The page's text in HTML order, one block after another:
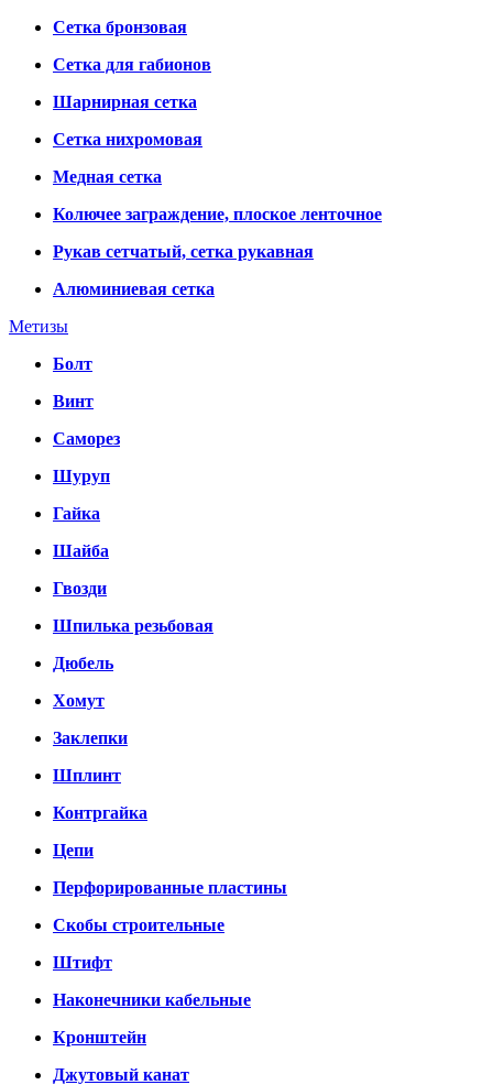
Сетка бронзовая
Сетка для габионов
Шарнирная сетка
Сетка нихромовая
Медная сетка
Колючее заграждение, плоское ленточное
Рукав сетчатый, сетка рукавная
Алюминиевая сетка
Метизы
Болт
Винт
Саморез
Шуруп
Гайка
Шайба
Гвозди
Шпилька резьбовая
Дюбель
Хомут
Заклепки
Шплинт
Контргайка
Цепи
Перфорированные пластины
Скобы строительные
Штифт
Наконечники кабельные
Кронштейн
Джутовый канат